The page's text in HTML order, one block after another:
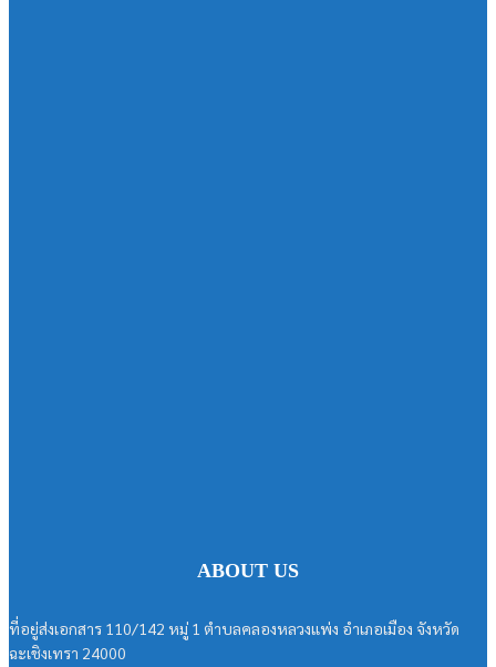
ABOUT US
ที่อยู่ส่งเอกสาร 110/142 หมู่ 1 ตำบลคลองหลวงแพ่ง อำเภอเมือง จังหวัด
ฉะเชิงเทรา 24000